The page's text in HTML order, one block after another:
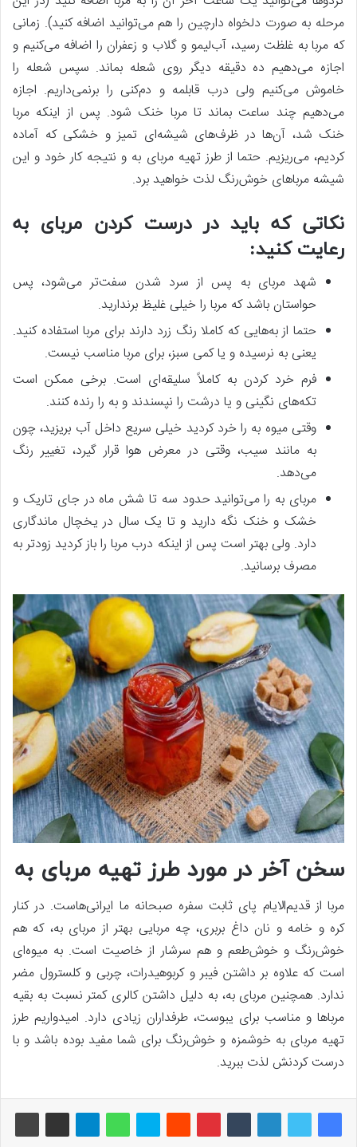
مرحله به صورت دلخواه دارچین را هم می‌توانید اضافه کنید). زمانی
که مربا به غلظت رسید، آب‌لیمو و گلاب و زعفران را اضافه می‌کنیم و
اجازه می‌دهیم ده دقیقه دیگر روی شعله بماند. سپس شعله را
خاموش می‌کنیم ولی درب قابلمه و دم‌کنی را برنمی‌داریم. اجازه
می‌دهیم چند ساعت بماند تا مربا خنک شود. پس از اینکه مربا
خنک شد، آن‌ها در ظرف‌های شیشه‌ای تمیز و خشکی که آماده
کردیم، می‌ریزیم. حتما از طرز تهیه مربای به و نتیجه کار خود و این
شیشه مرباهای خوش‌رنگ لذت خواهید برد.
نکاتی که باید در درست کردن مربای به
رعایت کنید:
شهد مربای به پس از سرد شدن سفت‌تر می‌شود، پس
حواستان باشد که مربا را خیلی غلیظ برندارید.
حتما از به‌هایی که کاملا رنگ زرد دارند برای مربا استفاده کنید.
یعنی به نرسیده و یا کمی سبز، برای مربا مناسب نیست.
فرم خرد کردن به کاملاً سلیقه‌ای است. برخی ممکن است
تکه‌های نگینی و یا درشت را نپسندند و به را رنده کنند.
وقتی میوه‌ به را خرد کردید خیلی سریع داخل آب بریزید، چون
به مانند سیب، وقتی در معرض هوا قرار گیرد، تغییر رنگ
می‌دهد.
مربای به را می‌توانید حدود سه تا شش ماه در جای تاریک و
خشک و خنک نگه دارید و تا یک سال در یخچال ماندگاری
دارد. ولی بهتر است پس از اینکه درب مربا را باز کردید زودتر به
مصرف برسانید.
سخن آخر در مورد طرز تهیه مربای به
مربا از قدیم‌الایام پای ثابت سفره صبحانه ما ایرانی‌هاست. در کنار
کره و خامه و نان داغ بربری، چه مربایی بهتر از مربای به، که هم
خوش‌رنگ و خوش‌طعم و هم سرشار از خاصیت است. به میوه‌ای
است که علاوه بر داشتن فیبر و کربوهیدرات، چربی و کلسترول مضر
ندارد. همچنین مربای به، به دلیل داشتن کالری کمتر نسبت به بقیه
مرباها و مناسب برای یبوست، طرفداران زیادی دارد. امیدواریم طرز
تهیه مربای به خوشمزه و خوش‌رنگ برای شما مفید بوده باشد و با
درست کردنش لذت ببرید.